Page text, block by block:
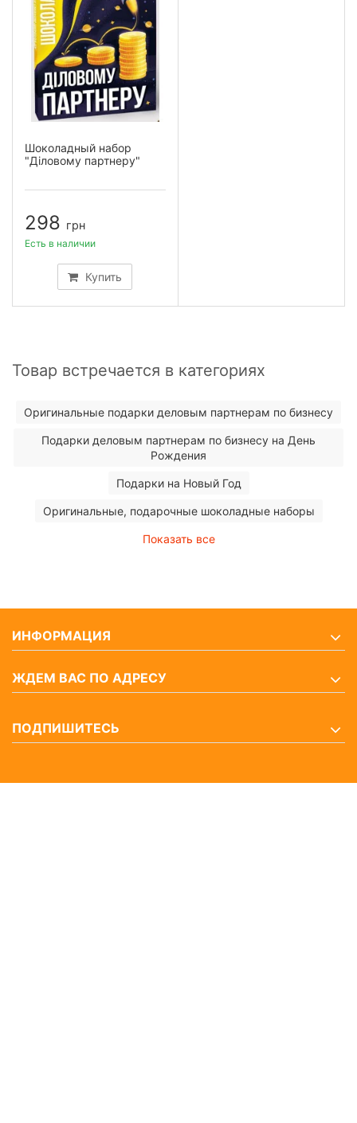
Шоколадный набор
"Діловому партнеру"
298 грн
Купить
Есть в наличии
Товар встречается в категориях
Оригинальные подарки деловым партнерам по бизнесу
Подарки деловым партнерам по бизнесу на День
Рождения
Подарки на Новый Год
Оригинальные, подарочные шоколадные наборы
Показать все
ИНФОРМАЦИЯ
ЖДЕМ ВАС ПО АДРЕСУ
ПОДПИШИТЕСЬ